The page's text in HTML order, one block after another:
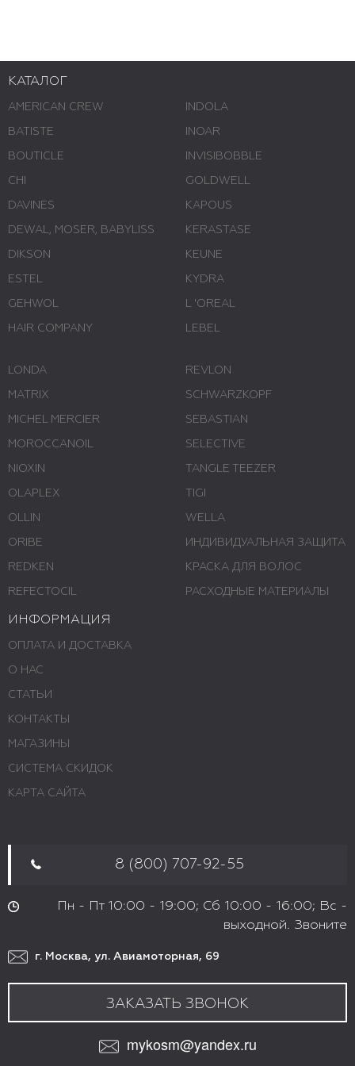
КАТАЛОГ
AMERICAN CREW
BATISTE
BOUTICLE
CHI
DAVINES
DEWAL, MOSER, BABYLISS
DIKSON
ESTEL
GEHWOL
HAIR COMPANY
INDOLA
INOAR
INVISIBOBBLE
GOLDWELL
KAPOUS
KERASTASE
KEUNE
KYDRA
L 'ОREAL
LEBEL
LONDA
MATRIX
MICHEL MERCIER
MOROCCANOIL
NIOXIN
OLAPLEX
OLLIN
ORIBE
REDKEN
REFECTOCIL
REVLON
SCHWARZKOPF
SEBASTIAN
SELECTIVE
TANGLE TEEZER
TIGI
WELLA
ИНДИВИДУАЛЬНАЯ ЗАЩИТА
КРАСКА ДЛЯ ВОЛОС
РАСХОДНЫЕ МАТЕРИАЛЫ
ИНФОРМАЦИЯ
ОПЛАТА И ДОСТАВКА
О НАС
СТАТЬИ
КОНТАКТЫ
МАГАЗИНЫ
СИСТЕМА СКИДОК
КАРТА САЙТА
8 (800) 707-92-55
Пн - Пт 10:00 - 19:00; Сб 10:00 - 16:00; Вс -
выходной. Звоните
г. Москва, ул. Авиамоторная, 69
ЗАКАЗАТЬ ЗВОНОК
mykosm@yandex.ru